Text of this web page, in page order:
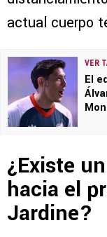
actual cuerpo
VER
El
¿Existe
hacia el
Jardine?